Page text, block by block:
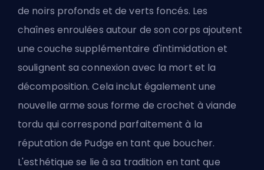
de noirs profonds et de verts foncés. Les
chaînes enroulées autour de son corps ajoutent
une couche supplémentaire d'intimidation et
soulignent sa connexion avec la mort et la
décomposition. Cela inclut également une
nouvelle arme sous forme de crochet à viande
tordu qui correspond parfaitement à la
réputation de Pudge en tant que boucher.
L'esthétique se lie à sa tradition en tant que